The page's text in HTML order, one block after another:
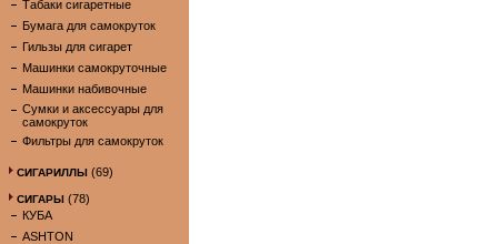
Табаки сигаретные
Бумага для самокруток
Гильзы для сигарет
Машинки самокруточные
Машинки набивочные
Сумки и аксессуары для
самокруток
Фильтры для самокруток
СИГАРИЛЛЫ (69)
СИГАРЫ (78)
КУБА
ASHTON